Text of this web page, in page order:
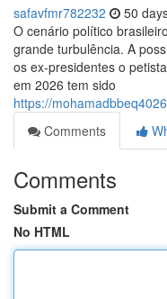
safavfmr782232 50
O cenário político
grande turbulência. A
os ex-presidentes o
em 2026 tem sido
https://
Comments
Comments
Submit a Comment
No HTML